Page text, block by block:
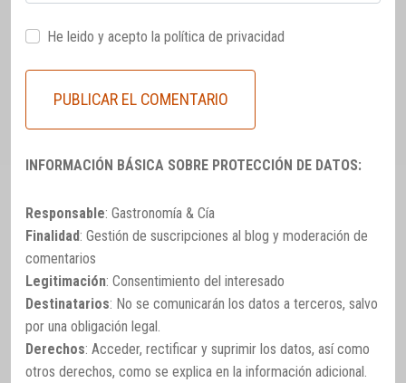
He leido y acepto la política de privacidad
INFORMACIÓN BÁSICA SOBRE PROTECCIÓN DE DATOS:
Responsable: Gastronomía & Cía
Finalidad: Gestión de suscripciones al blog y moderación de
comentarios
Legitimación: Consentimiento del interesado
Destinatarios: No se comunicarán los datos a terceros, salvo
por una obligación legal.
Derechos: Acceder, rectificar y suprimir los datos, así como
otros derechos, como se explica en la información adicional.